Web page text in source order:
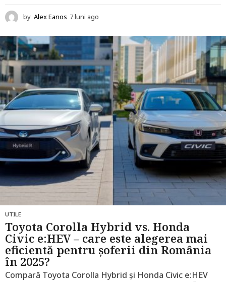
by Alex Eanos 7 luni ago
l
u
n
i
a
g
o
UTILE
Toyota Corolla Hybrid vs. Honda
Civic e:HEV – care este alegerea mai
eficientă pentru șoferii din România
în 2025?
Compară Toyota Corolla Hybrid și Honda Civic e:HEV